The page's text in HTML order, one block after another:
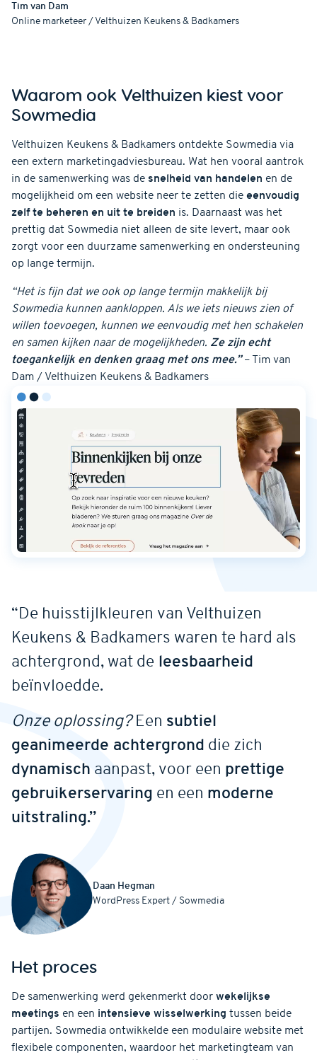
Tim van Dam
Online marketeer / Velthuizen Keukens & Badkamers
Waarom ook Velthuizen kiest voor
Sowmedia
Velthuizen Keukens & Badkamers ontdekte Sowmedia via
een extern marketingadviesbureau. Wat hen vooral aantrok
in de samenwerking was de snelheid van handelen en de
mogelijkheid om een website neer te zetten die eenvoudig
zelf te beheren en uit te breiden is. Daarnaast was het
prettig dat Sowmedia niet alleen de site levert, maar ook
zorgt voor een duurzame samenwerking en ondersteuning
op lange termijn.
“Het is fijn dat we ook op lange termijn makkelijk bij
Sowmedia kunnen aankloppen. Als we iets nieuws zien of
willen toevoegen, kunnen we eenvoudig met hen schakelen
en samen kijken naar de mogelijkheden. Ze zijn echt
toegankelijk en denken graag met ons mee.”– Tim van
Dam / Velthuizen Keukens & Badkamers
“De huisstijlkleuren van Velthuizen
Keukens & Badkamers waren te hard als
achtergrond, wat de leesbaarheid
beïnvloedde.
Onze oplossing?Een subtiel
geanimeerde achtergrond die zich
dynamisch aanpast, voor een prettige
gebruikerservaring en een moderne
uitstraling.”
Daan Hegman
WordPress Expert / Sowmedia
Het proces
De samenwerking werd gekenmerkt door wekelijkse
meetings en een intensieve wisselwerking tussen beide
partijen. Sowmedia ontwikkelde een modulaire website met
flexibele componenten, waardoor het marketingteam van